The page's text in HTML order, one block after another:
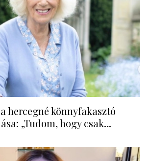
hercegné könnyfakasztó
„Tudom, hogy csak...